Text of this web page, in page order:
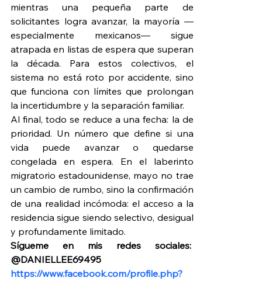
mientras una pequeña parte de
solicitantes logra avanzar, la mayoría —
especialmente mexicanos— sigue
atrapada en listas de espera que superan
la década. Para estos colectivos, el
sistema no está roto por accidente, sino
que funciona con límites que prolongan
la incertidumbre y la separación familiar.
Al final, todo se reduce a una fecha: la de
prioridad. Un número que define si una
vida puede avanzar o quedarse
congelada en espera. En el laberinto
migratorio estadounidense, mayo no trae
un cambio de rumbo, sino la confirmación
de una realidad incómoda: el acceso a la
residencia sigue siendo selectivo, desigual
y profundamente limitado.
Sígueme en mis redes sociales:
https://www.facebook.com/profile.php?